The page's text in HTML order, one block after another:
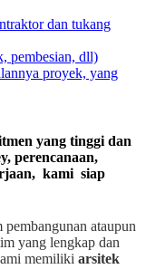
dan tukang
pembesian, dll)
proyek, yang
yang tinggi dan
perencanaan,
kami siap
ataupun
yang lengkap dan
memiliki arsitek